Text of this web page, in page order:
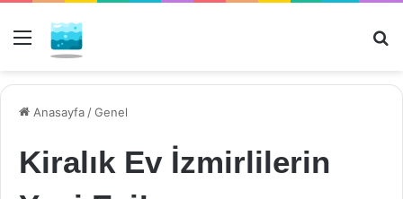
Menü
Anasayfa /Genel
Kiralık Ev İzmirlilerin